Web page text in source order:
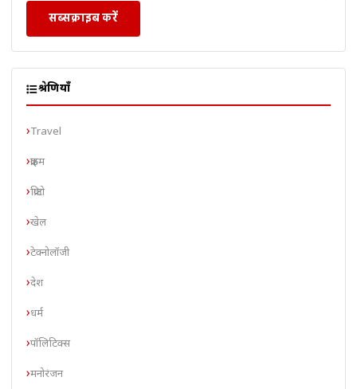
सब्सक्राइब करें
श्रेणियाँ
Travel
क्राइम
क्रिप्टो
खेल
टेक्नोलॉजी
देश
धर्म
पॉलिटिक्स
मनोरंजन